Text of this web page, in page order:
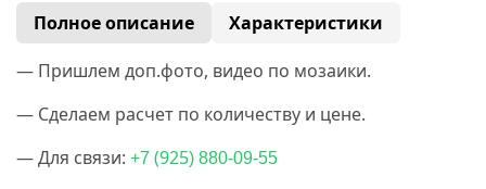
Полное описание
Характеристики
— Пришлем доп.фото, видео по мозаики.
— Сделаем расчет по количеству и цене.
— Для связи: +7 (925) 880-09-55